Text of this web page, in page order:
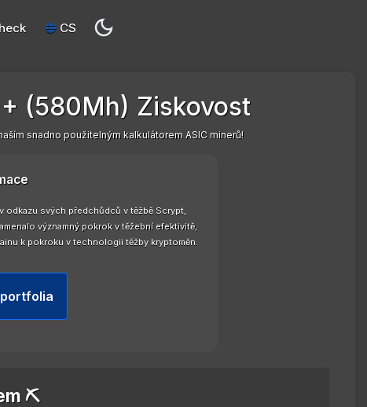
CS
(580Mh) Ziskovost
snadno použitelným kalkulátorem ASIC minerů!
odkazu svých předchůdců v těžbě Scrypt,
významný pokrok v těžební efektivitě,
k pokroku v technologii těžby kryptoměn.
⛏️